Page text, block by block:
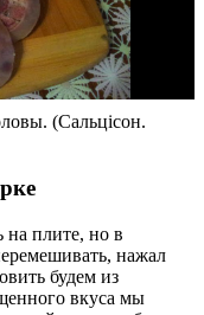
(Сальцісон.
на плите, но в
нажал
будем из
вкуса мы